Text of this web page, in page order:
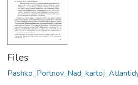
Files